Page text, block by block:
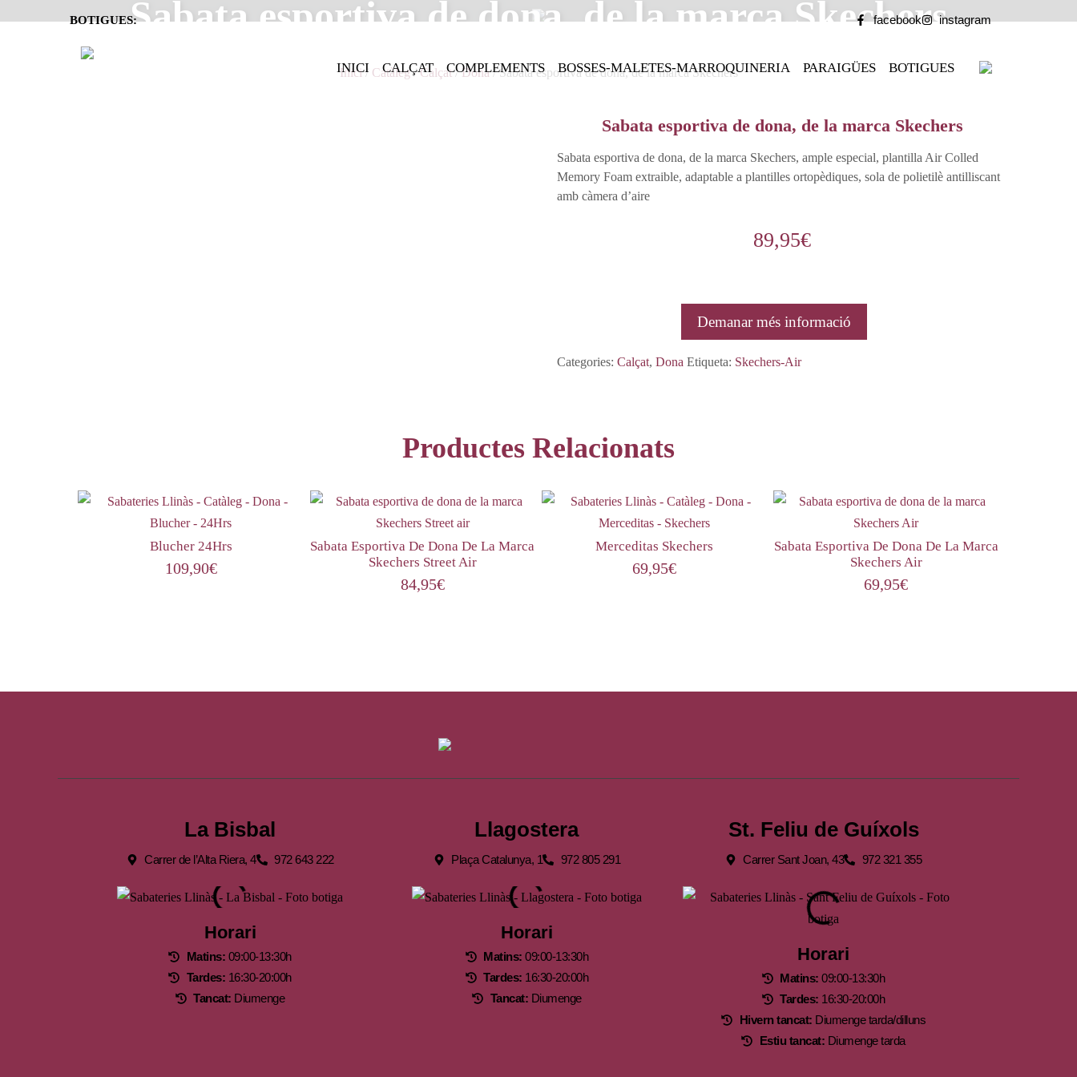
BOTIGUES: facebook instagram
INICI CALÇAT COMPLEMENTS BOSSES-MALETES-MARROQUINERIA PARAIGÜES BOTIGUES
Sabata esportiva de dona, de la marca Skechers
Inici/ Catàleg/Calçat/Dona/ Sabata esportiva de dona, de la marca Skechers
Sabata esportiva de dona, de la marca Skechers
Sabata esportiva de dona, de la marca Skechers, ample especial, plantilla Air Colled
Memory Foam extraible, adaptable a plantilles ortopèdiques, sola de polietilè antilliscant
amb càmera d’aire
89,95€
Demanar més informació
Categories:Calçat,Dona Etiqueta: Skechers-Air
Productes Relacionats
Blucher 24Hrs
109,90€
Sabata Esportiva De Dona De La Marca
Skechers Street Air
84,95€
Merceditas Skechers
69,95€
Sabata Esportiva De Dona De La Marca
Skechers Air
69,95€
La Bisbal
Carrer de l’Alta Riera, 4 972 643 222
Horari
Matins: 09:00-13:30h
Tardes: 16:30-20:00h
Tancat: Diumenge
Llagostera
Plaça Catalunya, 1 972 805 291
Horari
Matins: 09:00-13:30h
Tardes: 16:30-20:00h
Tancat: Diumenge
St. Feliu de Guíxols
Carrer Sant Joan, 43 972 321 355
Horari
Matins: 09:00-13:30h
Tardes: 16:30-20:00h
Hivern tancat: Diumenge tarda/dilluns
Estiu tancat: Diumenge tarda